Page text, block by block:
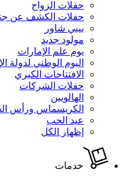
حفلات الزواج
حفلات الكشف عن
بيبي شاور
مولود جديد
يوم علم الإمارات
اليوم الوطني لدولة
الافتتاحات الكبري
حفلات الشركات
الهالويين
الكريسماس ورأس
عيد الحب
إظهار الكل
خدمات